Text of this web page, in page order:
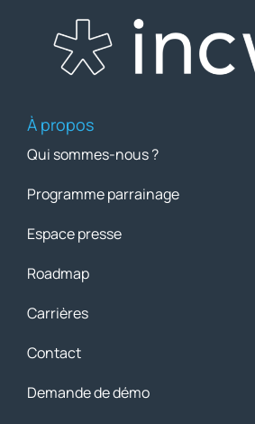
À propos
Qui sommes-nous ?
Programme parrainage
Espace presse
Roadmap
Carrières
Contact
Demande de démo